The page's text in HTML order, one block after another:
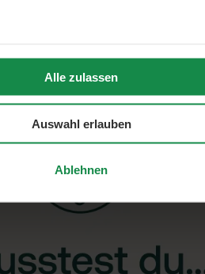
Alle zulassen
Auswahl erlauben
Ablehnen